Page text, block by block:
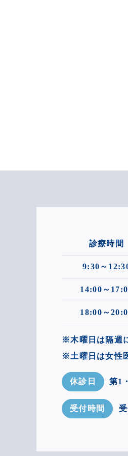
診療時間
9:30～
14:00～
18:00～
※木曜日は隔週
※土曜日は女性
休診日 第1
受付時間